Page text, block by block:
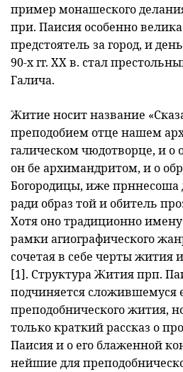
пример монашеского
при. Паисия особенно
предстоятель за город, и
90-х гг. XX в. стал
Галича.
Житие носит название
преподобием отце нашем
галическом чюдотворце, и о
он бе архимандритом, и о
Богородицы, иже прннесоша
ради образ той и обитель
Хотя оно традиционно
рамки агиографического
сочетая в себе черты жития
[1]. Структура Жития прп.
подчиняется сложившемуся
преподобнического жития,
только краткий рассказ о
Паисия и о его блаженной
нейшие для